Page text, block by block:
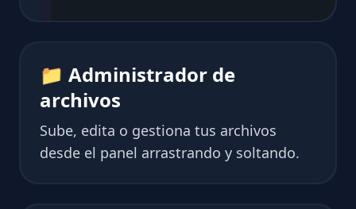
📁 Administrador de
archivos
Sube, edita o gestiona tus archivos
desde el panel arrastrando y soltando.